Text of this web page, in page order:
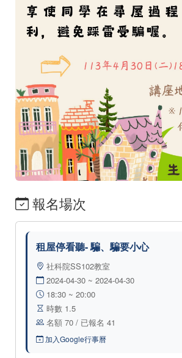
報名場次
租屋停看聽- 騙、騙要小心
社科院SS102教室
2024-04-30 ~ 2024-04-30
18:30 ~ 20:00
時數 1.5
名額 70 / 已報名 41
加入Google行事曆